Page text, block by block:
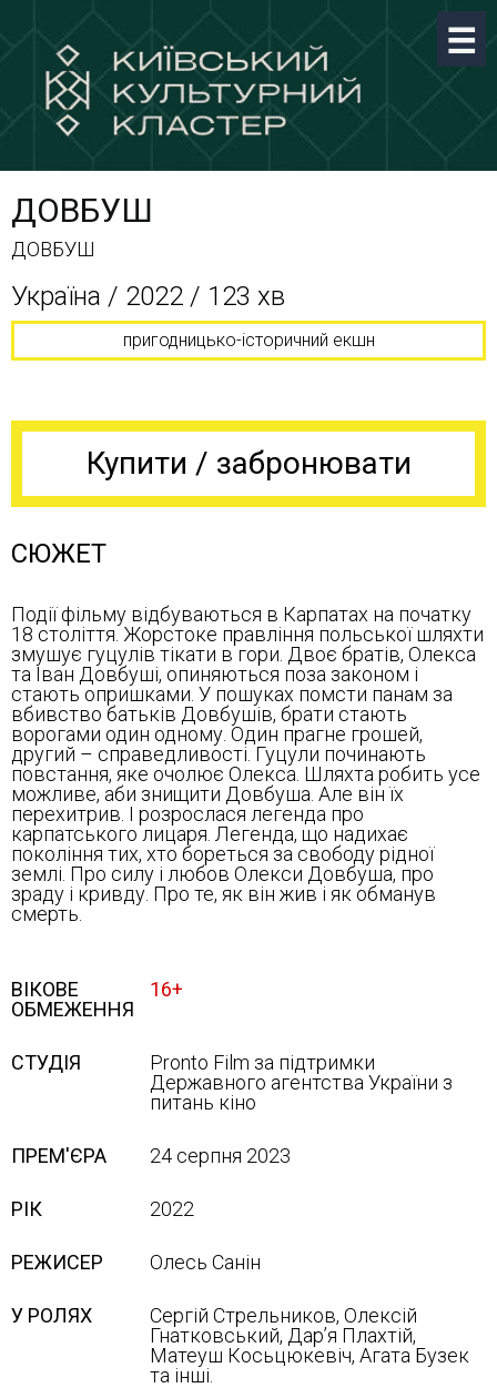
ДОВБУШ
ДОВБУШ
Україна / 2022 / 123 хв
пригодницько-історичний екшн
Купити / забронювати
СЮЖЕТ
Події фільму відбуваються в Карпатах на початку
18 століття. Жорстоке правління польської шляхти
змушує гуцулів тікати в гори. Двоє братів, Олекса
та Іван Довбуші, опиняються поза законом і
стають опришками. У пошуках помсти панам за
вбивство батьків Довбушів, брати стають
ворогами один одному. Один прагне грошей,
другий – справедливості. Гуцули починають
повстання, яке очолює Олекса. Шляхта робить усе
можливе, аби знищити Довбуша. Але він їх
перехитрив. І розрослася легенда про
карпатського лицаря. Легенда, що надихає
покоління тих, хто бореться за свободу рідної
землі. Про силу і любов Олекси Довбуша, про
зраду і кривду. Про те, як він жив і як обманув
смерть.
ВІКОВЕ
ОБМЕЖЕННЯ
16+
СТУДІЯ
Pronto Film за підтримки
Державного агентства України з
питань кіно
ПРЕМ'ЄРА 24 серпня 2023
РІК 2022
РЕЖИСЕР Олесь Санін
У РОЛЯХ
Сергій Стрельников, Олексій
Гнатковський, Дар’я Плахтій,
Матеуш Косьцюкевіч, Агата Бузек
та інші.